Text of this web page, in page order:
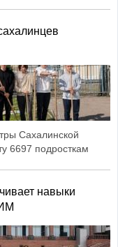
Сахалинской
6697 подросткам
навыки